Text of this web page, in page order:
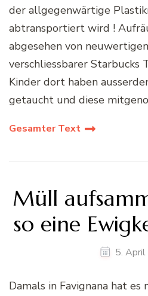
der allgegenwärtige
abtransportiert wird !
abgesehen von
verschliessbarer Starbucks
Kinder dort haben
getaucht und diese
Gesamter Text
Müll
so eine
5.
Damals in Favignana hat